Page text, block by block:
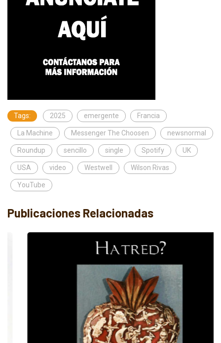
Tags: 2025 emergente Francia
La Machine Messenger The Choosen newsnormal
Roundup sencillo single Spotify UK
USA video Westwell Wilson Rivas
YouTube
Publicaciones Relacionadas